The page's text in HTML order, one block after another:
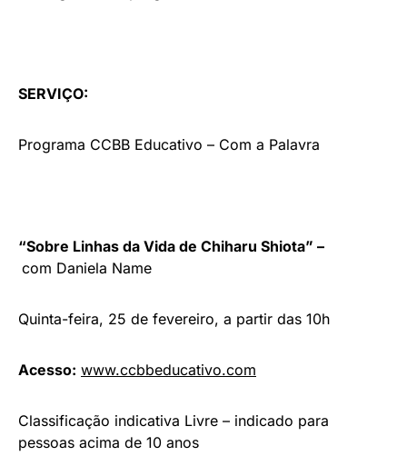
SERVIÇO:
Programa CCBB Educativo – Com a Palavra
“Sobre Linhas da Vida de Chiharu Shiota” –
com Daniela Name
Quinta-feira, 25 de fevereiro, a partir das 10h
Acesso: www.ccbbeducativo.com
Classificação indicativa Livre – indicado para
pessoas acima de 10 anos